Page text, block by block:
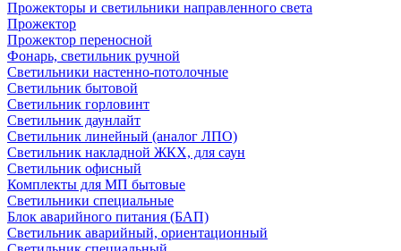
Прожекторы и светильники направленного света
Прожектор
Прожектор переносной
Фонарь, светильник ручной
Светильники настенно-потолочные
Светильник бытовой
Светильник горловинт
Светильник даунлайт
Светильник линейный (аналог ЛПО)
Светильник накладной ЖКХ, для саун
Светильник офисный
Комплекты для МП бытовые
Светильники специальные
Блок аварийного питания (БАП)
Светильник аварийный, ориентационный